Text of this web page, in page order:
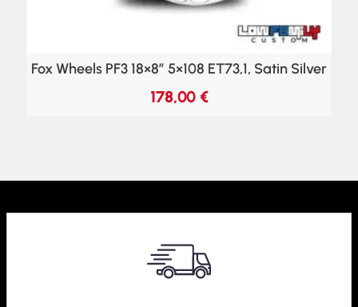
Fox Wheels PF3 18×8″ 5×108 ET73,1, Satin Silver
178,00 €